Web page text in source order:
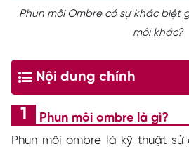
Phun môi Ombre có sự khác biệt
môi khác?
Nội dung chính
Phun môi ombre là gì?
Phun môi ombre là kỹ thuật